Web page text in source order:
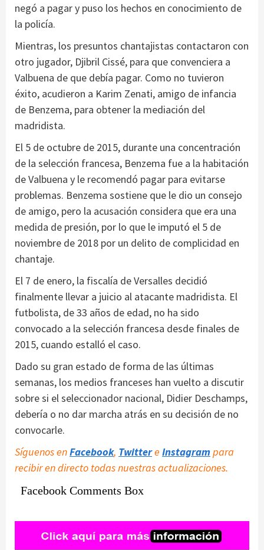
negó a pagar y puso los hechos en conocimiento de
la policía.
Mientras, los presuntos chantajistas contactaron con
otro jugador, Djibril Cissé, para que convenciera a
Valbuena de que debía pagar. Como no tuvieron
éxito, acudieron a Karim Zenati, amigo de infancia
de Benzema, para obtener la mediación del
madridista.
El 5 de octubre de 2015, durante una concentración
de la selección francesa, Benzema fue a la habitación
de Valbuena y le recomendó pagar para evitarse
problemas. Benzema sostiene que le dio un consejo
de amigo, pero la acusación considera que era una
medida de presión, por lo que le imputó el 5 de
noviembre de 2018 por un delito de complicidad en
chantaje.
El 7 de enero, la fiscalía de Versalles decidió
finalmente llevar a juicio al atacante madridista. El
futbolista, de 33 años de edad, no ha sido
convocado a la selección francesa desde finales de
2015, cuando estalló el caso.
Dado su gran estado de forma de las últimas
semanas, los medios franceses han vuelto a discutir
sobre si el seleccionador nacional, Didier Deschamps,
debería o no dar marcha atrás en su decisión de no
convocarle.
Síguenos enFacebook, Twittere Instagram para
recibir en directo todas nuestras actualizaciones.
Facebook Comments Box